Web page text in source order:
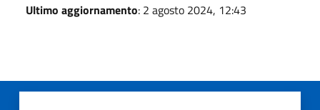
Ultimo aggiornamento: 2 agosto 2024, 12:43